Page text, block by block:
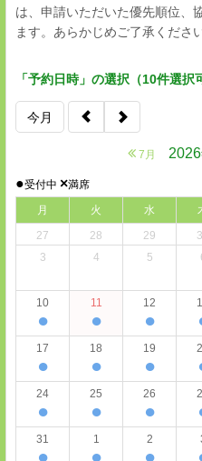
は、申請いただいた優先順位、
ます。あらかじめご了承ください
「予約日時」の選択（10件選択
今月
7月
●受付中 ×満席
月
火 水
27
28 29
3
4 5
10
●
11
●
12
●
17
●
18
●
19
●
24
●
25
●
26
●
31 1 2